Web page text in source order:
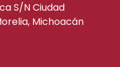
S/N Ciudad
Michoacán